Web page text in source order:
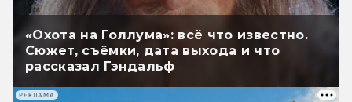
«Охота на Голлума»: всё что известно.
Сюжет, съёмки, дата выхода и что
рассказал Гэндальф
РЕКЛАМА